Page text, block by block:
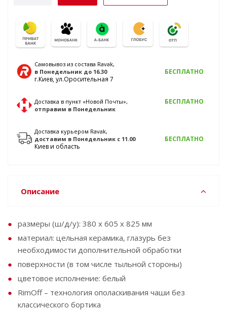
Самовывоз из состава Ravak,
в Понедельник до 16.30
г.Киев, ул.Оросительная 7
БЕСПЛАТНО
Доставка в пункт «Новой Почты»,
отправим в Понедельник
БЕСПЛАТНО
Доставка курьером Ravak,
доставим в Понедельник с 11.00
Киев и область
БЕСПЛАТНО
Описание
размеры (ш/д/у): 380 x 605 x 825 мм
материал: цельная керамика, глазурь без
необходимости дополнительной обработки
поверхности (в том числе тыльной стороны)
цветовое исполнение: белый
RimOff – технология ополаскивания чаши без
классического бортика